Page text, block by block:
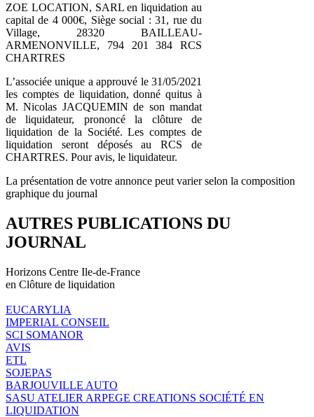
ZOE LOCATION, SARL en liquidation au
capital de 4 000€, Siège social : 31, rue du
Village, 28320 BAILLEAU-
ARMENONVILLE, 794 201 384 RCS
CHARTRES
L’associée unique a approuvé le 31/05/2021
les comptes de liquidation, donné quitus à
M. Nicolas JACQUEMIN de son mandat
de liquidateur, prononcé la clôture de
liquidation de la Société. Les comptes de
liquidation seront déposés au RCS de
CHARTRES. Pour avis, le liquidateur.
La présentation de votre annonce peut varier selon la composition
graphique du journal
AUTRES PUBLICATIONS DU
JOURNAL
Horizons Centre Ile-de-France
en Clôture de liquidation
EUCARYLIA
IMPERIAL CONSEIL
SCI SOMANOR
AVIS
ETL
SOJEPAS
BARJOUVILLE AUTO
SASU ATELIER ARPEGE CREATIONS SOCIÉTÉ EN
LIQUIDATION